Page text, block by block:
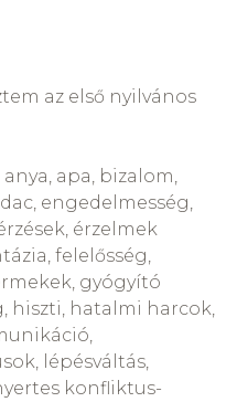
az első nyilvános
apa, bizalom,
engedelmesség,
érzelmek
felelősség,
gyógyító
hiszti, hatalmi harcok,
lépésváltás,
konfliktus-